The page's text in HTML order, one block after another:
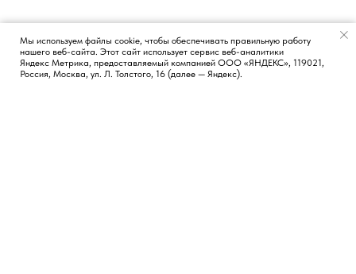
Появился вопрос?
Мы используем файлы cookie, чтобы обеспечивать правильную работу
нашего веб-сайта. Этот сайт использует сервис веб-аналитики
Яндекс Метрика, предоставляемый компанией ООО «ЯНДЕКС», 119021,
Россия, Москва, ул. Л. Толстого, 16 (далее — Яндекс).